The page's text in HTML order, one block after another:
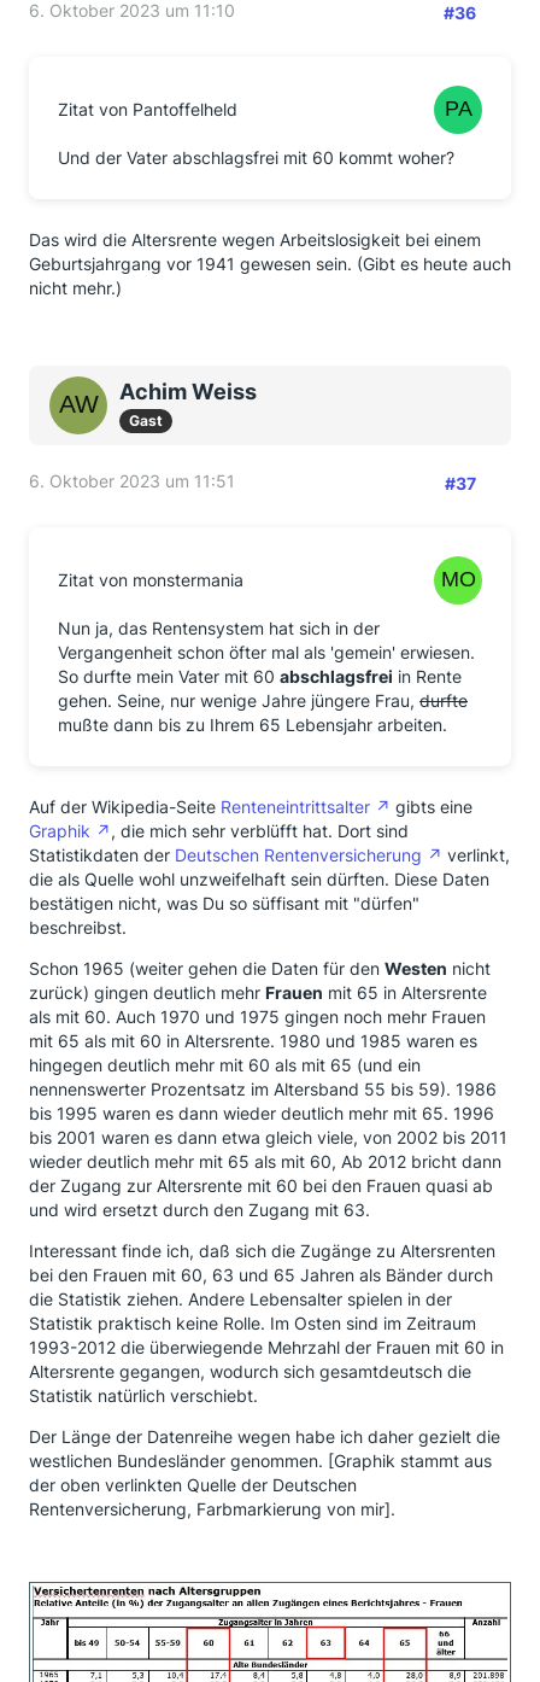
6. Oktober 2023 um 11:10 #36
Zitat von Pantoffelheld
Und der Vater abschlagsfrei mit 60 kommt woher?
Das wird die Altersrente wegen Arbeitslosigkeit bei einem
Geburtsjahrgang vor 1941 gewesen sein. (Gibt es heute auch
nicht mehr.)
Achim Weiss
Gast
6. Oktober 2023 um 11:51 #37
Zitat von monstermania
Nun ja, das Rentensystem hat sich in der
Vergangenheit schon öfter mal als 'gemein' erwiesen.
So durfte mein Vater mit 60 abschlagsfrei in Rente
gehen. Seine, nur wenige Jahre jüngere Frau, durfte
mußte dann bis zu Ihrem 65 Lebensjahr arbeiten.
Auf der Wikipedia-Seite Renteneintrittsalter
gibts eine
Graphik
, die mich sehr verblüfft hat. Dort sind
Statistikdaten der Deutschen Rentenversicherung
verlinkt,
die als Quelle wohl unzweifelhaft sein dürften. Diese Daten
bestätigen nicht, was Du so süffisant mit "dürfen"
beschreibst.
Schon 1965 (weiter gehen die Daten für den Westen nicht
zurück) gingen deutlich mehr Frauen mit 65 in Altersrente
als mit 60. Auch 1970 und 1975 gingen noch mehr Frauen
mit 65 als mit 60 in Altersrente. 1980 und 1985 waren es
hingegen deutlich mehr mit 60 als mit 65 (und ein
nennenswerter Prozentsatz im Altersband 55 bis 59). 1986
bis 1995 waren es dann wieder deutlich mehr mit 65. 1996
bis 2001 waren es dann etwa gleich viele, von 2002 bis 2011
wieder deutlich mehr mit 65 als mit 60, Ab 2012 bricht dann
der Zugang zur Altersrente mit 60 bei den Frauen quasi ab
und wird ersetzt durch den Zugang mit 63.
Interessant finde ich, daß sich die Zugänge zu Altersrenten
bei den Frauen mit 60, 63 und 65 Jahren als Bänder durch
die Statistik ziehen. Andere Lebensalter spielen in der
Statistik praktisch keine Rolle. Im Osten sind im Zeitraum
1993-2012 die überwiegende Mehrzahl der Frauen mit 60 in
Altersrente gegangen, wodurch sich gesamtdeutsch die
Statistik natürlich verschiebt.
Der Länge der Datenreihe wegen habe ich daher gezielt die
westlichen Bundesländer genommen. [Graphik stammt aus
der oben verlinkten Quelle der Deutschen
Rentenversicherung, Farbmarkierung von mir].